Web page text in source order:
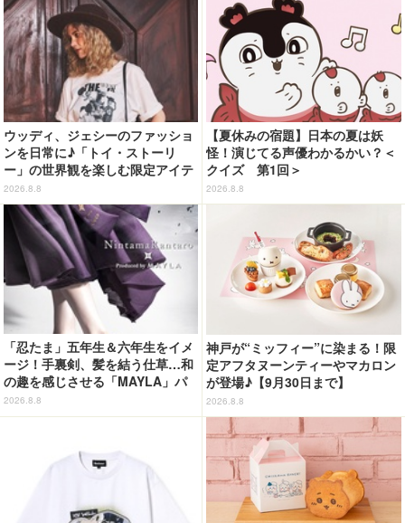
ウッディ、ジェシーのファッショ
ンを日常に♪「トイ・ストーリ
ー」の世界観を楽しむ限定アイテ
ム登場【GLOBAL WORK】
2026.8.8
【夏休みの宿題】日本の夏は妖
怪！演じてる声優わかるかい？＜
クイズ 第1回＞
2026.8.8
「忍たま」五年生＆六年生をイメ
ージ！手裏剣、髪を結う仕草…和
の趣を感じさせる「MAYLA」パ
ンプス
2026.8.8
神戸が“ミッフィー”に染まる！限
定アフタヌーンティーやマカロン
が登場♪【9月30日まで】
2026.8.8